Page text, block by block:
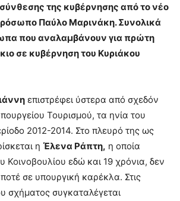
της κυβέρνησης από το νέο
Παύλο Μαρινάκη. Συνολικά
που αναλαμβάνουν για πρώτη
σε κυβέρνηση του Κυριάκου
επιστρέφει ύστερα από σχεδόν
Τουρισμού, τα ηνία του
2012-2014. Στο πλευρό της ως
η Έλενα Ράπτη, η οποία
Κοινοβουλίου εδώ και 19 χρόνια, δεν
σε υπουργική καρέκλα. Στις
σχήματος συγκαταλέγεται